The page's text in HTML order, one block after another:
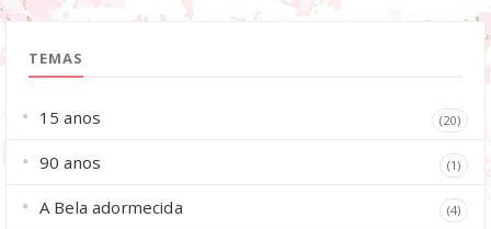
TEMAS
15 anos (20)
90 anos (1)
A Bela adormecida (4)